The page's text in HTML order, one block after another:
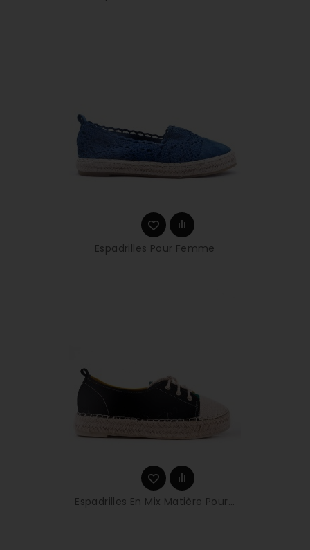
Espadrilles Pour Femme
Espadrilles En Mix Matière Pour...